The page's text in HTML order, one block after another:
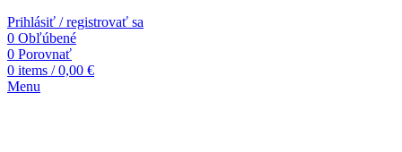
Prihlásiť / registrovať sa
0 Obľúbené
0 Porovnať
0 items / 0,00 €
Menu